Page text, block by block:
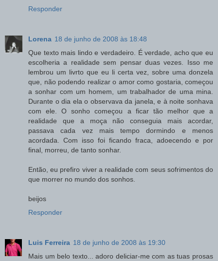
Responder
Lorena 18 de junho de 2008 às 18:48
Que texto mais lindo e verdadeiro. É verdade, acho que eu
escolheria a realidade sem pensar duas vezes. Isso me
lembrou um livrto que eu li certa vez, sobre uma donzela
que, não podendo realizar o amor como gostaria, começou
a sonhar com um homem, um trabalhador de uma mina.
Durante o dia ela o observava da janela, e à noite sonhava
com ele. O sonho começou a ficar tão melhor que a
realidade que a moça não conseguia mais acordar,
passava cada vez mais tempo dormindo e menos
acordada. Com isso foi ficando fraca, adoecendo e por
final, morreu, de tanto sonhar.
Então, eu prefiro viver a realidade com seus sofrimentos do
que morrer no mundo dos sonhos.
beijos
Responder
Luis Ferreira 18 de junho de 2008 às 19:30
Mais um belo texto... adoro deliciar-me com as tuas prosas